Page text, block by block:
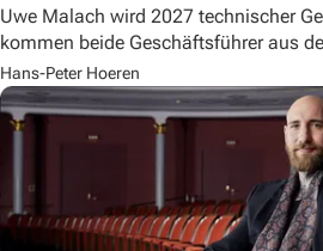
Uwe Malach wird 2027 technischer
kommen beide Geschäftsführer aus
Hans-Peter Hoeren